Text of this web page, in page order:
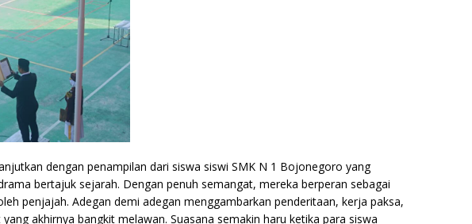
dengan penampilan dari siswa siswi SMK N 1 Bojonegoro yang
bertajuk sejarah. Dengan penuh semangat, mereka berperan sebagai
penjajah. Adegan demi adegan menggambarkan penderitaan, kerja paksa,
akhirnya bangkit melawan. Suasana semakin haru ketika para siswa